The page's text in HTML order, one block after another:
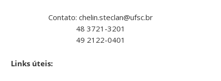
Contato: chelin.steclan@ufsc.br
48 3721-3201
49 2122-0401
Links úteis: